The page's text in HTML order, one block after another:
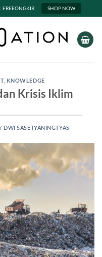
FREEONGKIR SHOP NOW
, KNOWLEDGE
Krisis Iklim
DWI SASETYANINGTYAS